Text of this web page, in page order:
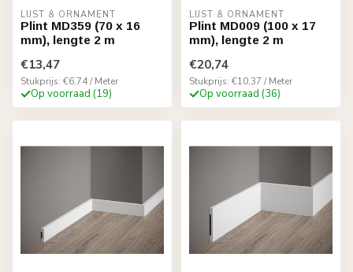
LIJST & ORNAMENT
Plint MD359 (70 x 16
mm), lengte 2 m
€13,47
Stukprijs: €6,74 / Meter
Op voorraad (19)
LIJST & ORNAMENT
Plint MD009 (100 x 17
mm), lengte 2 m
€20,74
Stukprijs: €10,37 / Meter
Op voorraad (36)